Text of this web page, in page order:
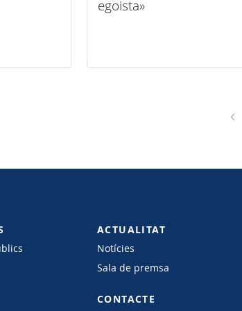
egoista»
ACTUALITAT
Notícies
Sala de premsa
CONTACTE